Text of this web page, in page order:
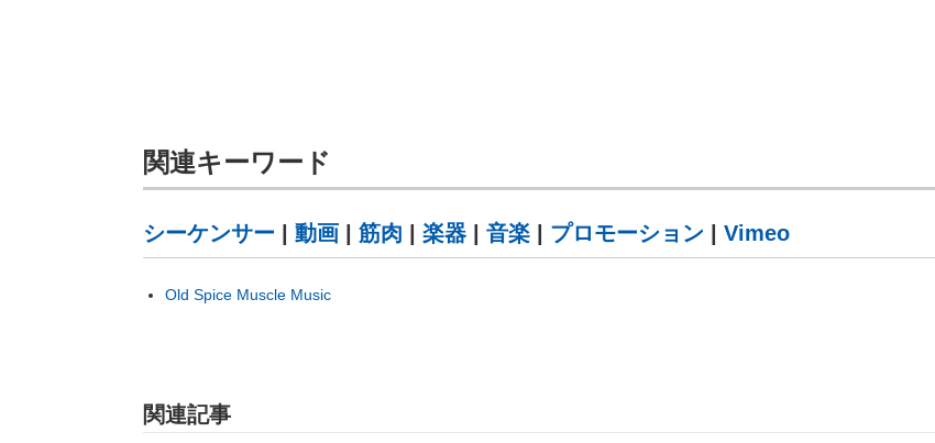
関連キーワード
シーケンサー 動画 筋肉 楽器 音楽 プロモーション Vimeo
Old Spice Muscle Music
関連記事